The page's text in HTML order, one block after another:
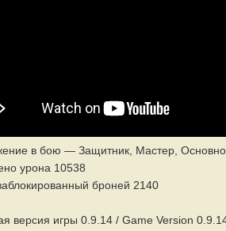
в бою — Защитник, Мастер,
урона 10538
броней 2140
версия игры 0.9.14 / Game Version